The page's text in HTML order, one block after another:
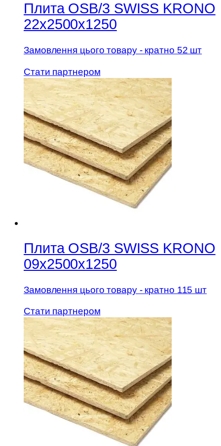
Плита OSB/3 SWISS KRONO
22х2500х1250
Замовлення цього товару - кратно 52 шт
Стати партнером
Плита OSB/3 SWISS KRONO
09х2500х1250
Замовлення цього товару - кратно 115 шт
Стати партнером